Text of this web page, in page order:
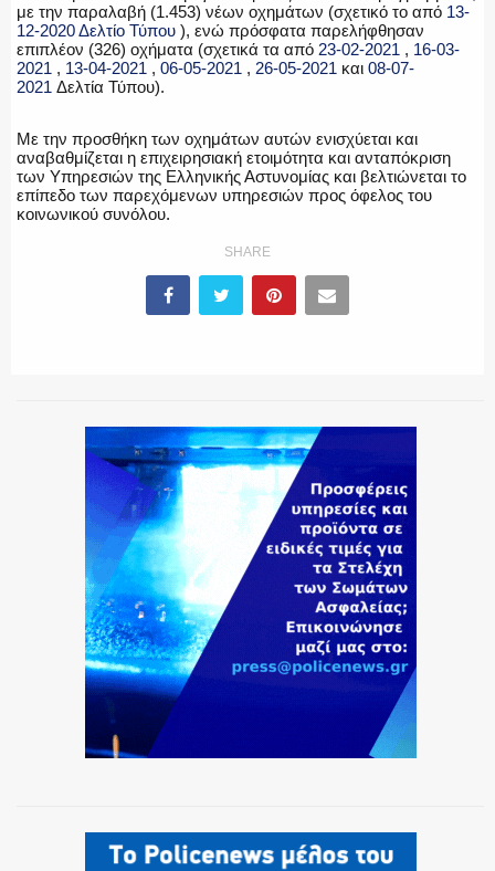
ΟΠΛΑ/ΕΞΟΠΛΙΣΜΟΣ
ΟΜΑΔΕΣ ΕΛ.ΑΣ.
με την παραλαβή (1.453) νέων οχημάτων (σχετικό το από 13-
12-2020 Δελτίο Τύπου ), ενώ πρόσφατα παρελήφθησαν
επιπλέον (326) οχήματα (σχετικά τα από 23-02-2021 , 16-03-
2021 , 13-04-2021 , 06-05-2021 , 26-05-2021 και 08-07-
2021 Δελτία Τύπου).
Με την προσθήκη των οχημάτων αυτών ενισχύεται και
αναβαθμίζεται η επιχειρησιακή ετοιμότητα και ανταπόκριση
των Υπηρεσιών της Ελληνικής Αστυνομίας και βελτιώνεται το
επίπεδο των παρεχόμενων υπηρεσιών προς όφελος του
κοινωνικού συνόλου.
SHARE